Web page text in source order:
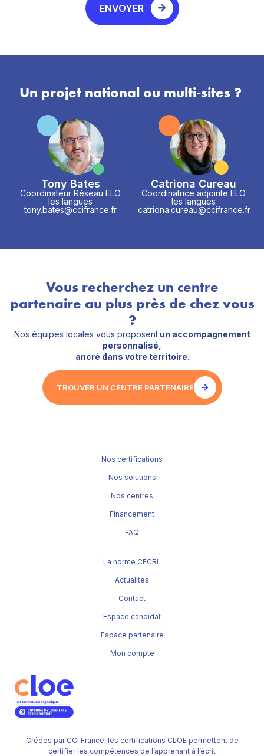
ENVOYER
Un projet national ou multi-sites ?
Tony Bates
Coordinateur Réseau ELO
les langues
tony.bates@ccifrance.fr
Catriona Cureau
Coordinatrice adjointe ELO
les langues
catriona.cureau@ccifrance.fr
Vous recherchez un centre
partenaire au plus près de chez vous
?
Nos équipes locales vous proposentun accompagnement
personnalisé,
ancré dans votre territoire.
TROUVER UN CENTRE PARTENAIRE
Créées par CCI France, les certifications CLOE permettent de
certifier les compétences de l’apprenant à l’écrit
Nos certifications
Nos solutions
Nos centres
Financement
FAQ
La norme CECRL
Actualités
Contact
Espace candidat
Espace partenaire
Mon compte